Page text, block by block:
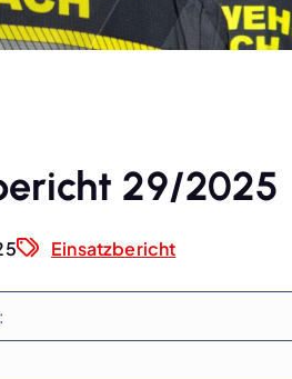
29/2025
Einsatzbericht